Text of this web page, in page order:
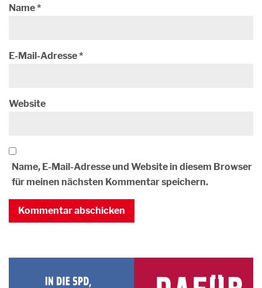
Name*
E-Mail-Adresse*
Website
Name, E-Mail-Adresse und Website in diesem Browser
für meinen nächsten Kommentar speichern.